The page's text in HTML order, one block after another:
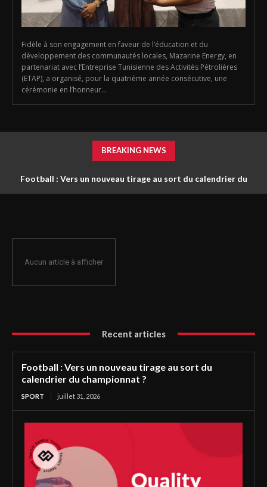
Fidèle à son engagement en faveur de l’éducation et du
développement des communautés locales, Mazarine Energy, en
partenariat avec l’Entreprise Tunisienne des Activités Pétrolières
(ETAP), a organisé, pour la quatrième année consécutive, une
cérémonie en l’honneur...
BREAKING NEWS
Football : Vers un nouveau tirage au sort du calendrier du
Aucun article à afficher
Recent articles
Football : Vers un nouveau tirage au sort du
calendrier du championnat ?
SPORT juillet 31, 2026